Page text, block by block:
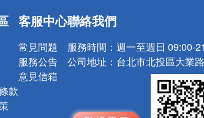
！請小心！
款
客服中心
常見問題
服務公告
意見信箱
聯絡我們
服務時間： 週一至週日 09:00-
公司地址： 台北市北投區大業